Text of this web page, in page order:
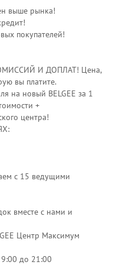
выше рынка!
покупателей!
И ДОПЛАТ! Цена,
вы платите.
на новый BELGEE за 1
+
центра!
с 15 ведущими
вместе с нами и
Центр Максимум
9:00 до 21:00